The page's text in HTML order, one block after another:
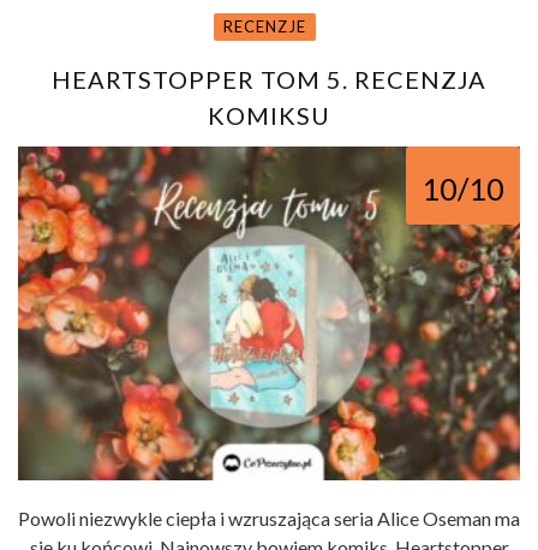
RECENZJE
HEARTSTOPPER TOM 5. RECENZJA
KOMIKSU
10/10
Powoli niezwykle ciepła i wzruszająca seria Alice Oseman ma